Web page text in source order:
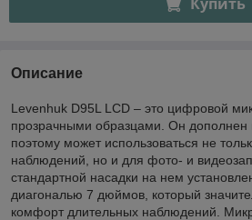
Описание
Levenhuk D95L LCD – это цифровой
прозрачными образцами. Он дополнен
поэтому может использоваться не
наблюдений, но и для фото- и
стандартной насадки на нем
диагональю 7 дюймов, который
комфорт длительных наблюдений.